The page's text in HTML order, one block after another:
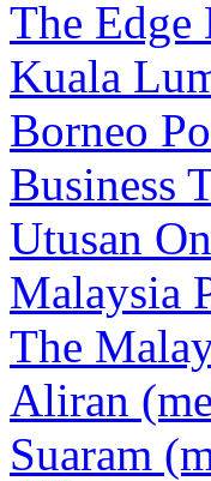
The Edge
Kuala
Borneo
Business
Utusan
Malaysia
The
Aliran
Suaram